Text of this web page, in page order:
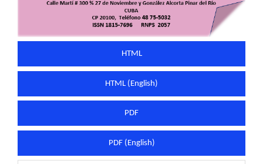
HTML
HTML (English)
PDF
PDF (English)